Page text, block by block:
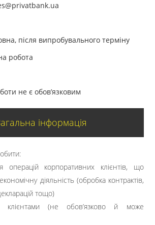
після випробувального терміну
робота
не є обов’язковим
інформація
операцій корпоративних клієнтів, що
діяльність (обробка контрактів,
тощо)
клієнтами (не обов’язково й може